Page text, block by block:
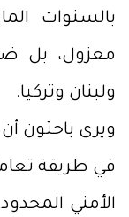
بالسنوات
معزول، بل
ولبنان وتركيا.
ويرى باحثون
في طريقة
الأمني